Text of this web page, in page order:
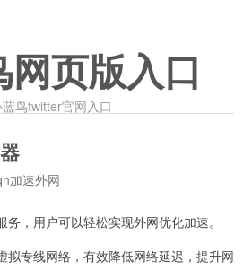
页版入口
鸟twitter官网入口
加速外网
，用户可以轻松实现外网优化加速。
专线网络，有效降低网络延迟，提升网